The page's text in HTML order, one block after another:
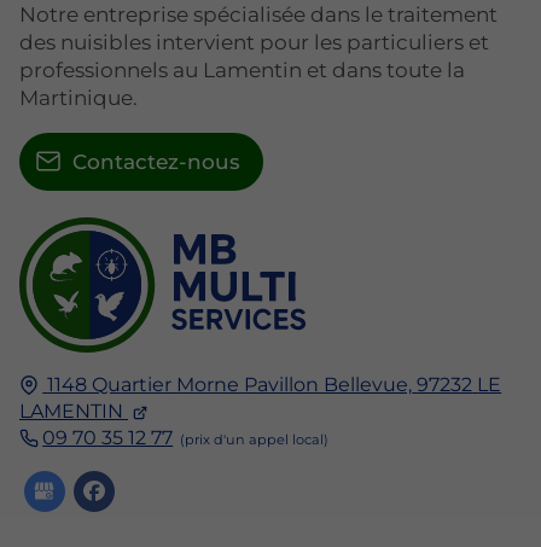
1148 Quartier Morne Pavillon Bellevue, 97232 LE
LAMENTIN
09 70 35 12 77
Notre entreprise spécialisée dans le traitement
des nuisibles intervient pour les particuliers et
professionnels au Lamentin et dans toute la
Martinique.
Contactez-nous